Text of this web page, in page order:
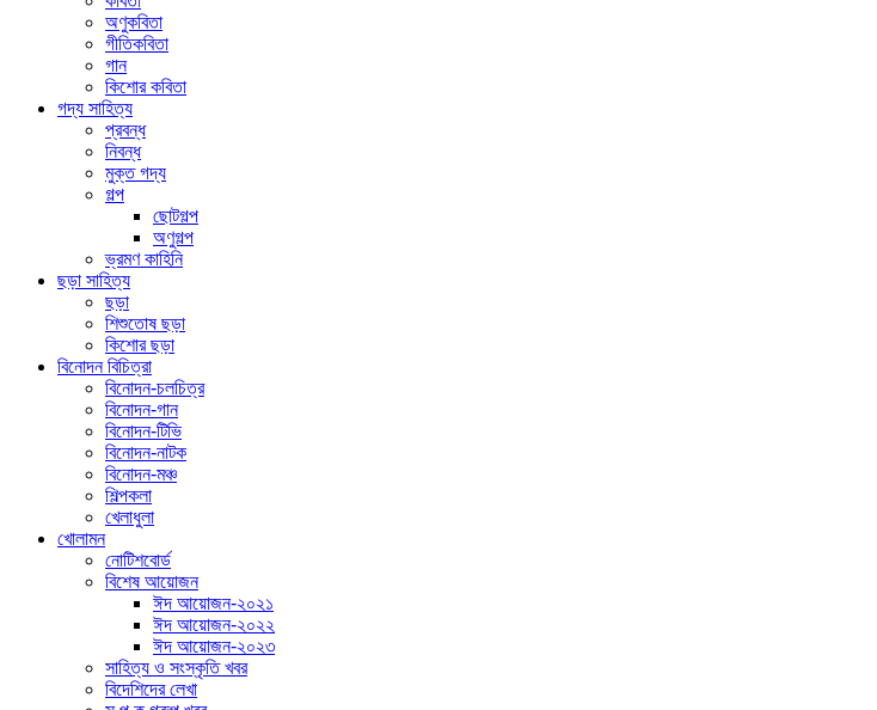
অণুকবিতা
গীতিকবিতা
গান
কিশোর কবিতা
গদ্য সাহিত্য
প্রবন্ধ
নিবন্ধ
মুক্ত গদ্য
গল্প
ছোটগল্প
অণুগল্প
ভ্রমণ কাহিনি
ছড়া সাহিত্য
ছড়া
শিশুতোষ ছড়া
কিশোর ছড়া
বিনোদন বিচিত্রা
বিনোদন-চলচিত্র
বিনোদন-গান
বিনোদন-টিভি
বিনোদন-নাটক
বিনোদন-মঞ্চ
শিল্পকলা
খেলাধুলা
খোলামন
নোটিশবোর্ড
বিশেষ আয়োজন
ঈদ আয়োজন-২০২১
ঈদ আয়োজন-২০২২
ঈদ আয়োজন-২০২৩
সাহিত্য ও সংস্কৃতি খবর
বিদেশিদের লেখা